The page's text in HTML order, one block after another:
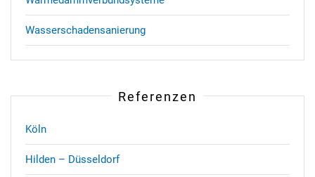
Wasserschadensanierung
Referenzen
Köln
Hilden – Düsseldorf